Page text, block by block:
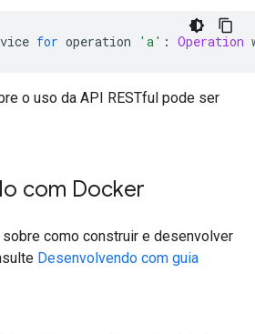
for operation 'a' : Operation
o uso da API RESTful pode ser
com Docker
como construir e desenvolver
Desenvolvendo com guia